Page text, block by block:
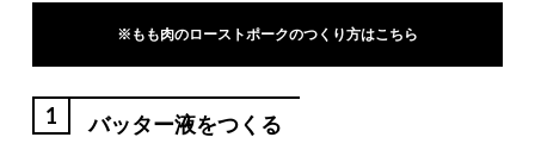
※もも肉のローストポークのつくり方はこちら
1 バッター液をつくる